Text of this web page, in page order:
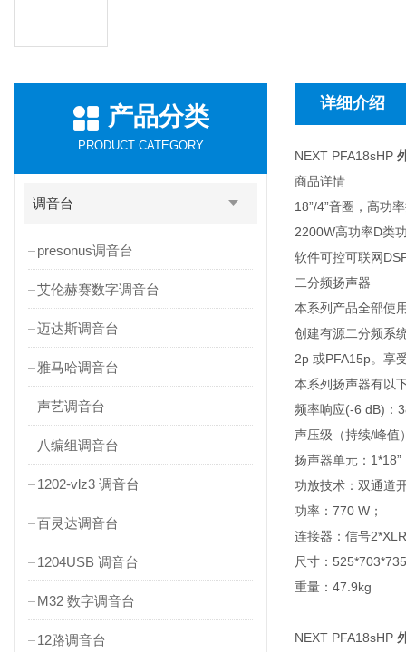
产品分类
PRODUCT CATEGORY
调音台
presonus调音台
艾伦赫赛数字调音台
迈达斯调音台
雅马哈调音台
声艺调音台
八编组调音台
1202-vlz3 调音台
百灵达调音台
1204USB 调音台
M32 数字调音台
12路调音台
详细介绍
NEXT PFA18sHP
商品详情
18”/4”音圈，高功
2200W高功率D类
软件可控可联网
二分频扬声器
本系列产品全部使
创建有源二分频系
2p 或PFA15p。享
本系列扬声器有以
频率响应(-6 dB)：
声压级（持续/峰值
扬声器单元：1*18”
功放技术：双通道
功率：770 W；
连接器：信号
尺寸：
重量：47.9kg
NEXT PFA18sHP